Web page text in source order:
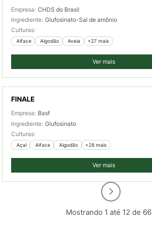
Empresa: CHDS do Brasil
Ingrediente: Glufosinato-Sal de amônio
Culturas:
Alface Algodão Aveia +27 mais
Ver mais
FINALE
Empresa: Basf
Ingrediente: Glufosinato
Culturas:
Açaí Alface Algodão +28 mais
Ver mais
Mostrando 1 até 12 de 66